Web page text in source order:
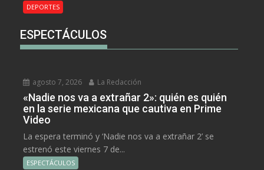
DEPORTES
ESPECTÁCULOS
agosto 7, 2026 La Redacción
«Nadie nos va a extrañar 2»: quién es quién
en la serie mexicana que cautiva en Prime
Video
La espera terminó y ‘Nadie nos va a extrañar 2’ se
estrenó este viernes 7 de...
ESPECTÁCULOS